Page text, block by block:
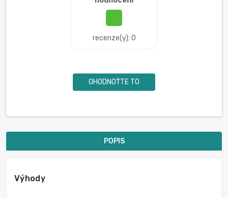
recenze(y): 0
OHODNOŤTE TO
POPIS
Výhody